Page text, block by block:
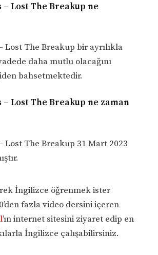
– Lost The Breakup ne
Lost The Breakup bir ayrılıkla
daha mutlu olacağını
bahsetmektedir.
– Lost The Breakup ne zaman
Lost The Breakup 31 Mart 2023
İngilizce öğrenmek ister
fazla video dersini içeren
’ın internet sitesini ziyaret edip en
İngilizce çalışabilirsiniz.